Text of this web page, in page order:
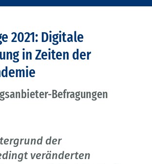
2021: Digitale
in Zeiten der
Befragungen
der
veränderten